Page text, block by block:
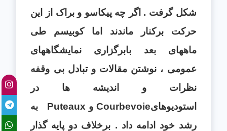
شکل گرفت . اگر چه پيکاسو و براک از اين
حرکت برکنار ماندند اما کوبيسم طی
ماههای بعد بابرگزاری نمايشگاههای
عمومی ، نوشتن مقالات و تبادل بی وقفه
نظرات و انديشه ها در
استوديوهای
Puteaux و Courbevoie
به
رشد خود ادامه داد . برخلاف دو پايه گذار